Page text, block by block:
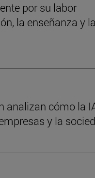
por su labor
la enseñanza y
analizan cómo la
y la